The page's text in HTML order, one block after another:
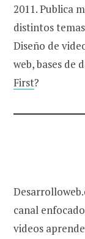
2011. Publica
distintos
Diseño de
web, bases de
First?
canal
videos